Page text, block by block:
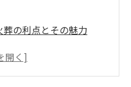
の利点とその魅力
安心感と温かさ